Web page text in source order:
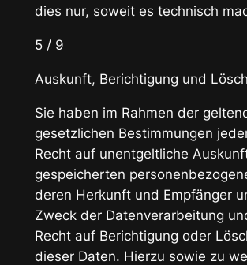
dies nur, soweit es technisch
5 / 9
Auskunft, Berichtigung und
Sie haben im Rahmen der
gesetzlichen Bestimmungen
Recht auf unentgeltliche
gespeicherten
deren Herkunft und Empfänger
Zweck der Datenverarbeitung
Recht auf Berichtigung oder
dieser Daten. Hierzu sowie zu